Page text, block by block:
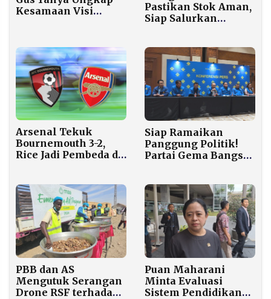
Kesamaan Visi
Pastikan Stok Aman,
Siap Salurkan
Bencana
Arsenal Tekuk
Bournemouth 3-2,
Rice Jadi Pembeda di
Siap Ramaikan
Panggung Politik!
Partai Gema Bangsa
PBB dan AS
Mengutuk Serangan
Drone RSF terhadap
Puan Maharani
Minta Evaluasi
Sistem Pendidikan